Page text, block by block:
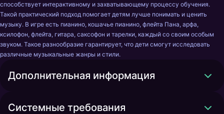
способствует интерактивному и захватывающему процессу обучения.
Такой практический подход помогает детям лучше понимать и ценить
музыку. В игре есть пианино, кошачье пианино, флейта Пана, арфа,
ксилофон, флейта, гитара, саксофон и тарелки, каждый со своим особым
звуком. Такое разнообразие гарантирует, что дети смогут исследовать
различные музыкальные жанры и стили.
Дополнительная информация
Системные требования